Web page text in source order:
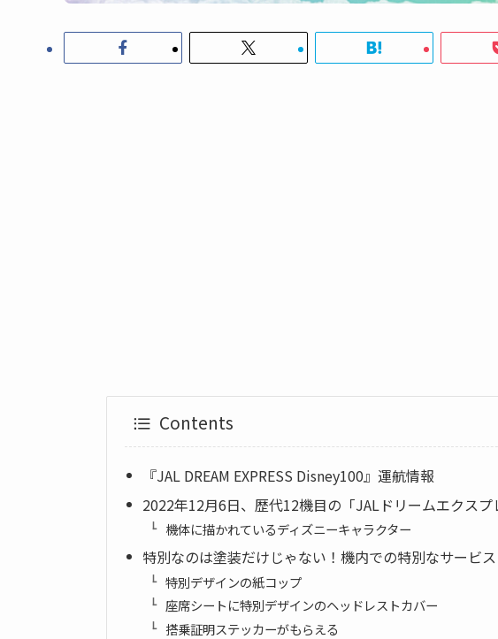
Contents
『JAL DREAM EXPRESS Disney100』運航情報
2022年12月6日、歴代12機目の「JALドリームエクスプ
機体に描かれているディズニーキャラクター
特別なのは塗装だけじゃない！機内での特別なサービス
特別デザインの紙コップ
座席シートに特別デザインのヘッドレストカバー
搭乗証明ステッカーがもらえる